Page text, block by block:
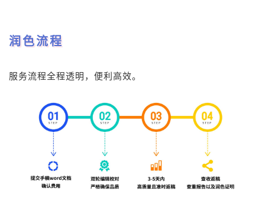
润色流程
服务流程全程透明，便利高效。